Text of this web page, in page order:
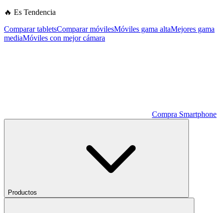
🔥 Es Tendencia
Comparar tabletsComparar móvilesMóviles gama altaMejores gama
mediaMóviles con mejor cámara
Compra Smartphone
Productos